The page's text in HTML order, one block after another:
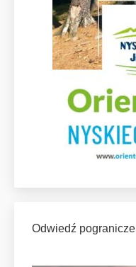
Odwiedź pogranicze